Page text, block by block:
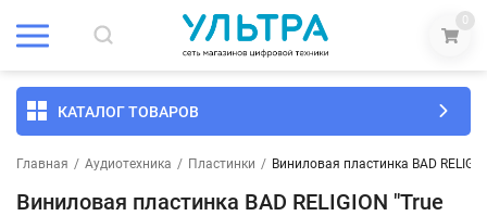
0
КАТАЛОГ ТОВАРОВ
Главная / Аудиотехника / Пластинки / Виниловая пластинка BAD
Виниловая пластинка BAD RELIGION "True